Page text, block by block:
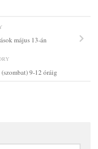
május 13-án
9-12 óráig